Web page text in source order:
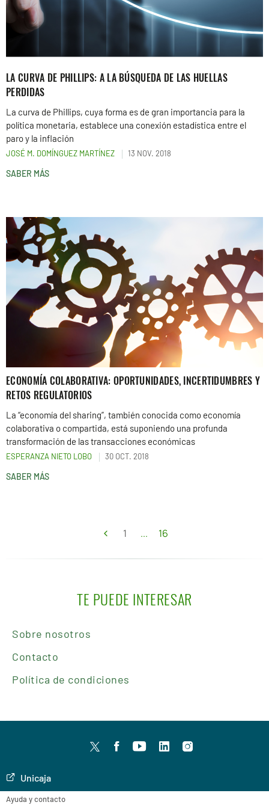
LA CURVA DE PHILLIPS: A LA BÚSQUEDA DE LAS HUELLAS
PERDIDAS
La curva de Phillips, cuya forma es de gran importancia para la
política monetaria, establece una conexión estadística entre el
paro y la inflación
JOSÉ M. DOMÍNGUEZ MARTÍNEZ 13 NOV. 2018
SABER MÁS
ECONOMÍA COLABORATIVA: OPORTUNIDADES, INCERTIDUMBRES Y
RETOS REGULATORIOS
La “economía del sharing”, también conocida como economía
colaborativa o compartida, está suponiendo una profunda
transformación de las transacciones económicas
ESPERANZA NIETO LOBO 30 OCT. 2018
SABER MÁS
1 ... 16
TE PUEDE INTERESAR
Sobre nosotros
Contacto
Política de condiciones
TwitterfacebookyoutubeLinkedInInstagram
Unicaja
Ayuda y contacto